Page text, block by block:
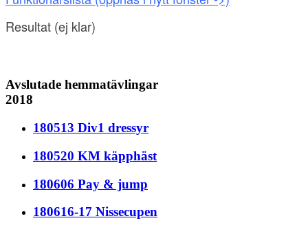
Resultat (ej klar)
Avslutade hemmatävlingar
2018
180513 Div1 dressyr
180520 KM käpphäst
180606 Pay & jump
180616-17 Nissecupen